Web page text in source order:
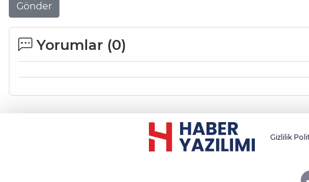
Gönder
Yorumlar (0)
Gizlilik